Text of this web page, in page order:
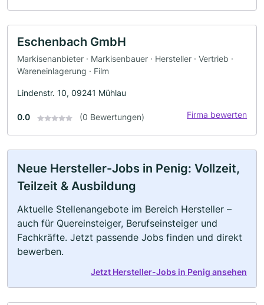
Eschenbach GmbH
Markisenanbieter · Markisenbauer · Hersteller · Vertrieb ·
Wareneinlagerung · Film
Lindenstr. 10, 09241 Mühlau
0.0 (0 Bewertungen) Firma bewerten
Neue Hersteller-Jobs in Penig: Vollzeit,
Teilzeit & Ausbildung
Aktuelle Stellenangebote im Bereich Hersteller –
auch für Quereinsteiger, Berufseinsteiger und
Fachkräfte. Jetzt passende Jobs finden und direkt
bewerben.
Jetzt Hersteller-Jobs in Penig ansehen